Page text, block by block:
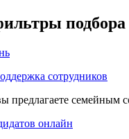
подбора
сотрудников
предлагаете семейным
онлайн